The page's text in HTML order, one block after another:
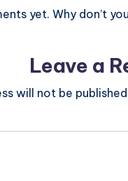
yet. Why don’t
Leave a
will not be